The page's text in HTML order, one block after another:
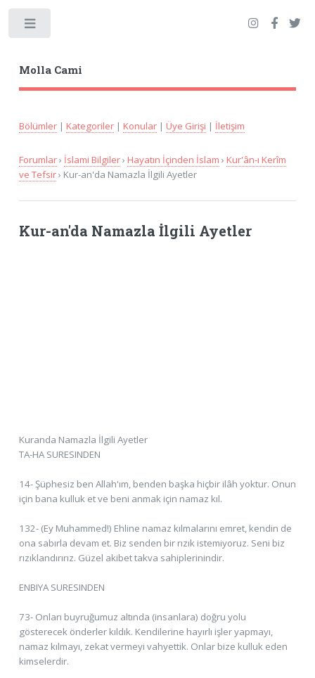
Molla Cami
Bölümler| Kategoriler| Konular| Üye Girişi | İletişim
Forumlar› İslami Bilgiler› Hayatın İçinden İslam › Kur'ân-ı Kerîm
ve Tefsir› Kur-an'da Namazla İlgili Ayetler
Kur-an'da Namazla İlgili Ayetler
Kuranda Namazla İlgili Ayetler
TA-HA SURESINDEN
14- Şüphesiz ben Allah'ım, benden başka hiçbir ilâh yoktur. Onun
için bana kulluk et ve beni anmak için namaz kıl.
132- (Ey Muhammed!) Ehline namaz kılmalarını emret, kendin de
ona sabırla devam et. Biz senden bir rızık istemiyoruz. Seni biz
rızıklandırırız. Güzel akibet takva sahiplerinindir.
ENBIYA SURESINDEN
73- Onları buyruğumuz altında (insanlara) doğru yolu
gösterecek önderler kıldık. Kendilerine hayırlı işler yapmayı,
namaz kılmayı, zekat vermeyi vahyettik. Onlar bize kulluk eden
kimselerdir.